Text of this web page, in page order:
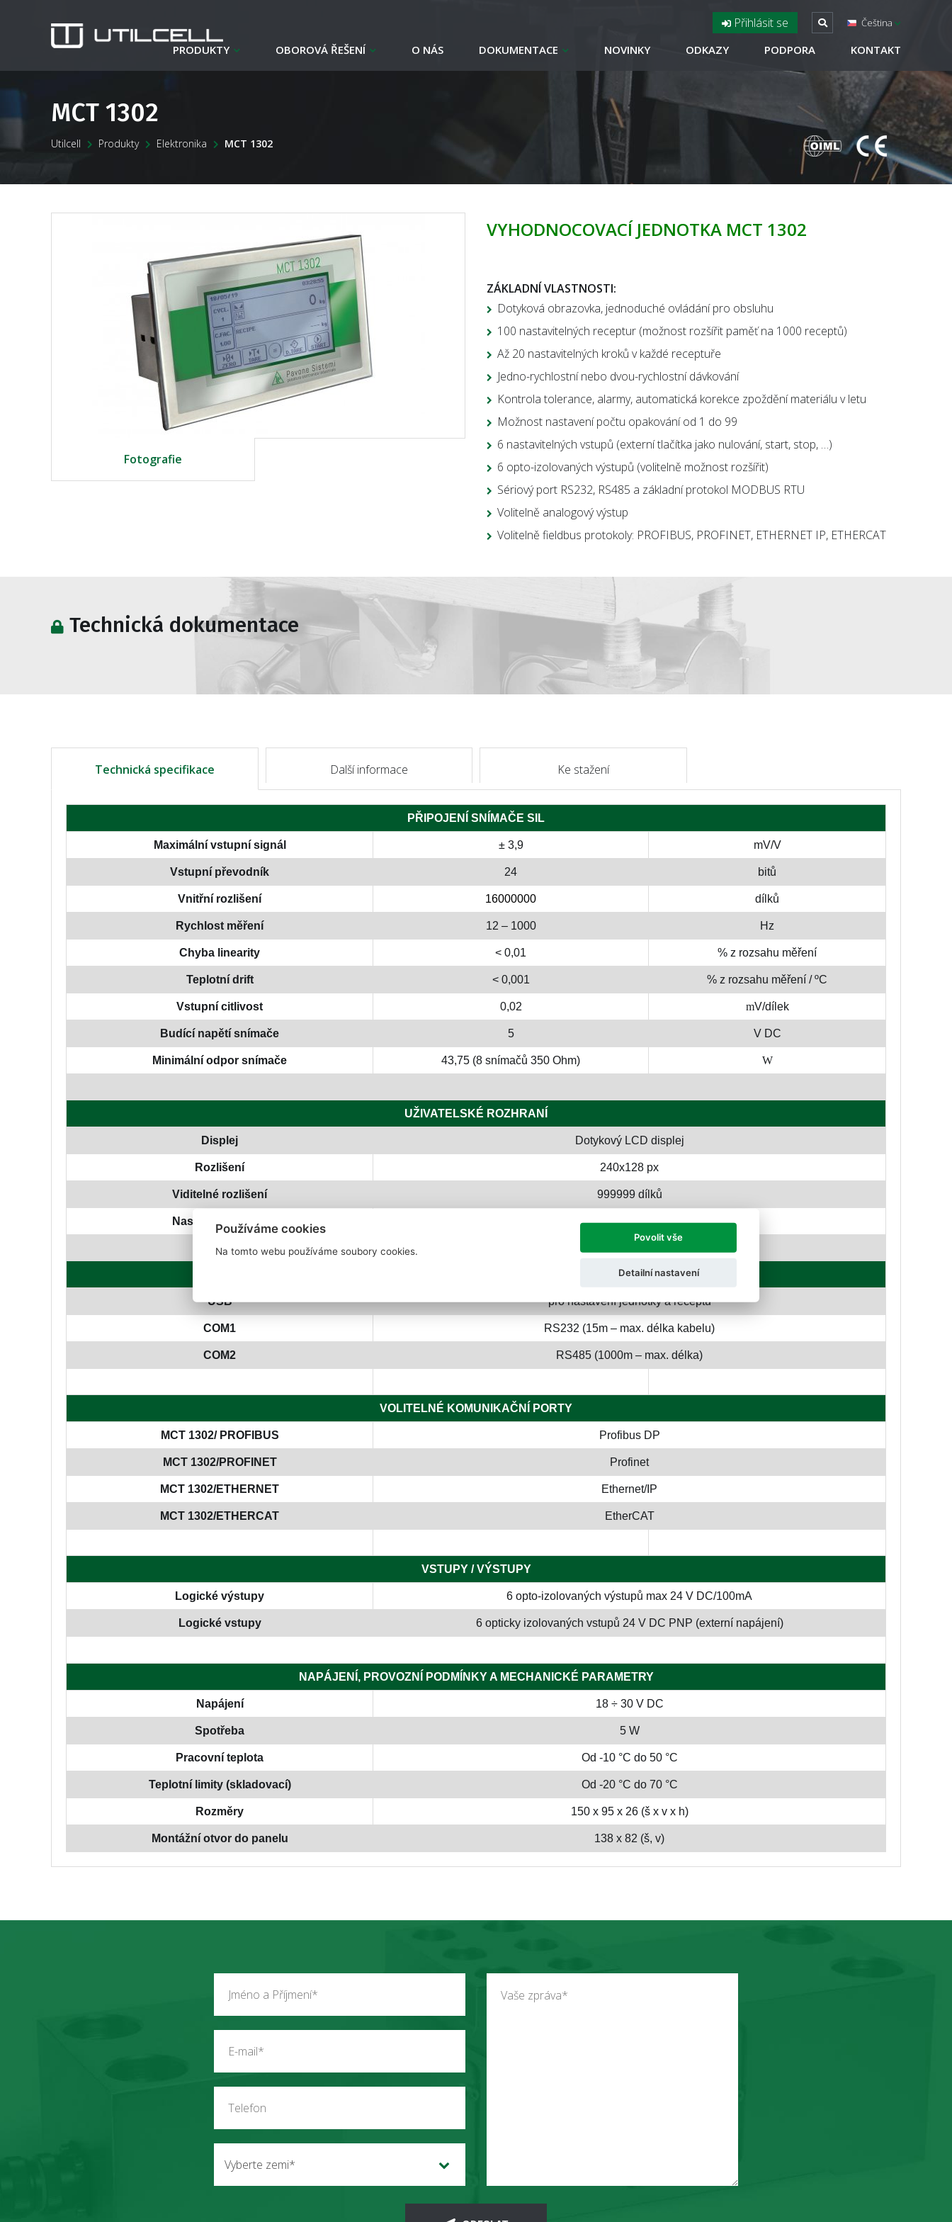
Přihlásit se Čeština
PRODUKTY OBOROVÁ ŘEŠENÍ O NÁS DOKUMENTACE NOVINKY ODKAZY PODPORA KONTAKT
MCT 1302
Utilcell Produkty Elektronika MCT 1302
Fotografie
VYHODNOCOVACÍ JEDNOTKA MCT 1302
ZÁKLADNÍ VLASTNOSTI:
Dotyková obrazovka, jednoduché ovládání pro obsluhu
100 nastavitelných receptur (možnost rozšířit paměť na 1000 receptů)
Až 20 nastavitelných kroků v každé receptuře
Jedno-rychlostní nebo dvou-rychlostní dávkování
Kontrola tolerance, alarmy, automatická korekce zpoždění materiálu v letu
Možnost nastavení počtu opakování od 1 do 99
6 nastavitelných vstupů (externí tlačítka jako nulování, start, stop, …)
6 opto-izolovaných výstupů (volitelně možnost rozšířit)
Sériový port RS232, RS485 a základní protokol MODBUS RTU
Volitelně analogový výstup
Volitelně fieldbus protokoly: PROFIBUS, PROFINET, ETHERNET IP, ETHERCAT
Technická dokumentace
Technická specifikace Další informace Ke stažení
PŘIPOJENÍ SNÍMAČE SIL
Maximální vstupní signál ± 3,9 mV/V
Vstupní převodník 24 bitů
Vnitřní rozlišení 16000000 dílků
Rychlost měření 12 – 1000 Hz
Chyba linearity < 0,01 % z rozsahu měření
Teplotní drift < 0,001 % z rozsahu měření / ºC
Vstupní citlivost 0,02 mV/dílek
Budící napětí snímače 5 V DC
Minimální odpor snímače 43,75 (8 snímačů 350 Ohm) W
UŽIVATELSKÉ ROZHRANÍ
Displej Dotykový LCD displej
Rozlišení 240x128 px
Viditelné rozlišení 999999 dílků
Nastavitelný dílek x1, x2, x5, x10, x20, x50; max 4 desetinné místa
USB pro nastavení jednotky a receptů
COM1 RS232 (15m – max. délka kabelu)
COM2 RS485 (1000m – max. délka)
VOLITELNÉ KOMUNIKAČNÍ PORTY
MCT 1302/ PROFIBUS Profibus DP
MCT 1302/PROFINET Profinet
MCT 1302/ETHERNET Ethernet/IP
MCT 1302/ETHERCAT EtherCAT
VSTUPY / VÝSTUPY
Logické výstupy 6 opto-izolovaných výstupů max 24 V DC/100mA
Logické vstupy 6 opticky izolovaných vstupů 24 V DC PNP (externí napájení)
NAPÁJENÍ, PROVOZNÍ PODMÍNKY A MECHANICKÉ PARAMETRY
Napájení 18 ÷ 30 V DC
Spotřeba 5 W
Pracovní teplota Od -10 °C do 50 °C
Teplotní limity (skladovací) Od -20 °C do 70 °C
Rozměry 150 x 95 x 26 (š x v x h)
Montážní otvor do panelu 138 x 82 (š, v)
Vyberte zemi*
Používáme cookies
Na tomto webu používáme soubory cookies.
Povolit vše
Detailní nastavení